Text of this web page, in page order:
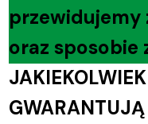
przewidujemy
oraz sposobie